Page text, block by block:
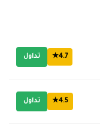
4.7★ تداول
4.5★ تداول